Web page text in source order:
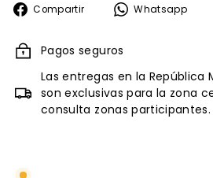
Compartir
CompartirWhatsapp
Pagos seguros
Las entregas en la República
son exclusivas para la zona
consulta zonas participantes.